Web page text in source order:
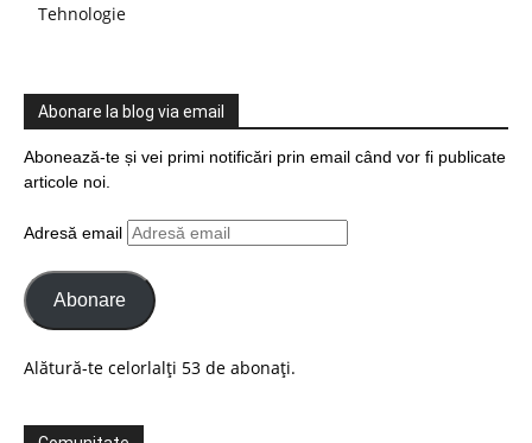
Tehnologie
Abonare la blog via email
Abonează-te și vei primi notificări prin email când vor fi publicate
articole noi.
Adresă email
Abonare
Alătură-te celorlalți 53 de abonați.